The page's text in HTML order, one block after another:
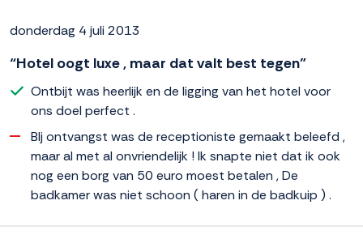
donderdag 4 juli 2013
“Hotel oogt luxe , maar dat valt best tegen”
Ontbijt was heerlijk en de ligging van het hotel voor
ons doel perfect .
BIj ontvangst was de receptioniste gemaakt beleefd ,
maar al met al onvriendelijk ! Ik snapte niet dat ik ook
nog een borg van 50 euro moest betalen , De
badkamer was niet schoon ( haren in de badkuip ) .